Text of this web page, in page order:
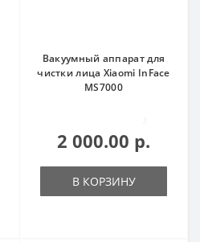
Вакуумный аппарат для
чистки лица Xiaomi InFace
MS7000
2 000.00 р.
В КОРЗИНУ